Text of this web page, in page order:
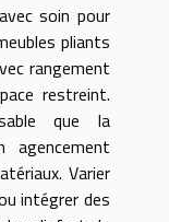
soin pour
pliants
rangement
restreint.
que la
Varier
intégrer des